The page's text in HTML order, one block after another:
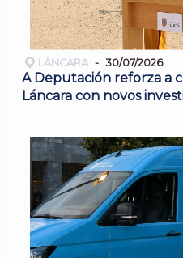
LÁNCARA 30/07/2026
A Deputación reforza a
Láncara con novos